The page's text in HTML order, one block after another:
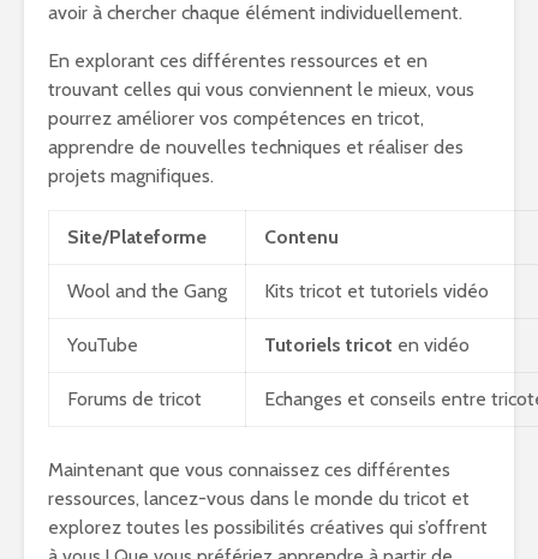
avoir à chercher chaque élément individuellement.
En explorant ces différentes ressources et en
trouvant celles qui vous conviennent le mieux, vous
pourrez améliorer vos compétences en tricot,
apprendre de nouvelles techniques et réaliser des
projets magnifiques.
Site/Plateforme Contenu
Wool and the Gang Kits tricot et tutoriels vidéo
YouTube Tutoriels tricot en vidéo
Forums de tricot Echanges et conseils entre
Maintenant que vous connaissez ces différentes
ressources, lancez-vous dans le monde du tricot et
explorez toutes les possibilités créatives qui s’offrent